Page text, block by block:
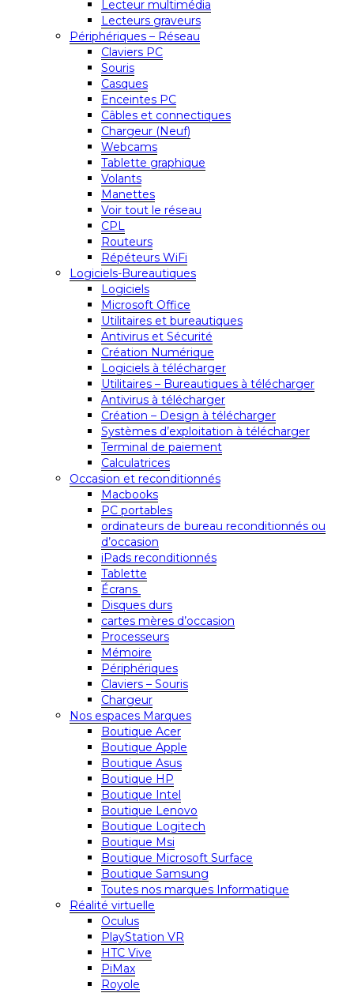
Lecteur multimédia
Lecteurs graveurs
Périphériques – Réseau
Claviers PC
Souris
Casques
Enceintes PC
Câbles et connectiques
Chargeur (Neuf)
Webcams
Tablette graphique
Volants
Manettes
Voir tout le réseau
CPL
Routeurs
Répéteurs WiFi
Logiciels-Bureautiques
Logiciels
Microsoft Office
Utilitaires et bureautiques
Antivirus et Sécurité
Création Numérique
Logiciels à télécharger
Utilitaires – Bureautiques à télécharger
Antivirus à télécharger
Création – Design à télécharger
Systèmes d’exploitation à télécharger
Terminal de paiement
Calculatrices
Occasion et reconditionnés
Macbooks
PC portables
ordinateurs de bureau reconditionnés ou
d’occasion
iPads reconditionnés
Tablette
Écrans
Disques durs
cartes mères d’occasion
Processeurs
Mémoire
Périphériques
Claviers – Souris
Chargeur
Nos espaces Marques
Boutique Acer
Boutique Apple
Boutique Asus
Boutique HP
Boutique Intel
Boutique Lenovo
Boutique Logitech
Boutique Msi
Boutique Microsoft Surface
Boutique Samsung
Toutes nos marques Informatique
Réalité virtuelle
Oculus
PlayStation VR
HTC Vive
PiMax
Royole